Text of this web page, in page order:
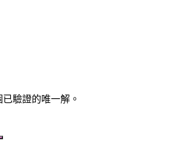
驗證的唯一解。